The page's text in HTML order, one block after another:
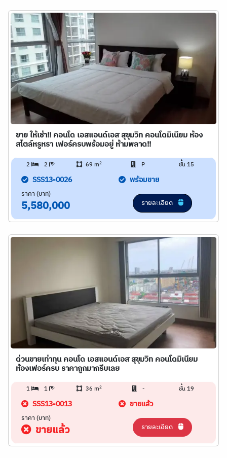
ขาย ให้เช่า!! คอนโด เอสแอนด์เอส สุขุมวิท คอนโดมิเนียม ห้อง
สไตล์หรูหรา เฟอร์ครบพร้อมอยู่ ห้ามพลาด!!
2 2 69 m2 P ชั้น 15
SSS13-0026 พร้อมขาย
ราคา (บาท)
5,580,000 รายละเอียด
ด่วนขายเท่าทุน คอนโด เอสแอนด์เอส สุขุมวิท คอนโดมิเนียม
ห้องเฟอร์ครบ ราคาถูกมากรีบเลย
1 1 36 m2 - ชั้น 19
SSS13-0013 ขายแล้ว
ราคา (บาท)
ขายแล้ว รายละเอียด